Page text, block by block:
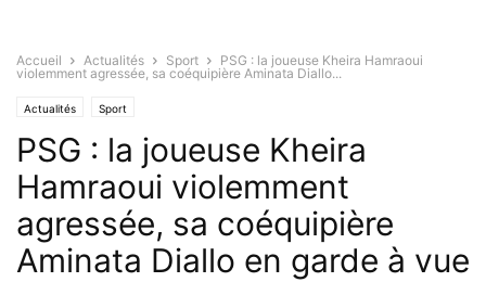
Accueil Actualités Sport
PSG : la joueuse Kheira Hamraoui
violemment agressée, sa coéquipière Aminata Diallo...
Actualités Sport
PSG : la joueuse Kheira
Hamraoui violemment
agressée, sa coéquipière
Aminata Diallo en garde à vue